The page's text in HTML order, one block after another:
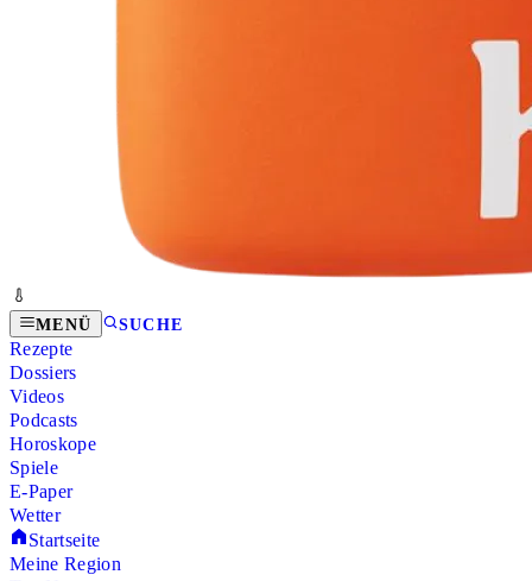
MENÜ SUCHE
Rezepte
Dossiers
Videos
Podcasts
Horoskope
Spiele
E-Paper
Wetter
Startseite
Meine Region